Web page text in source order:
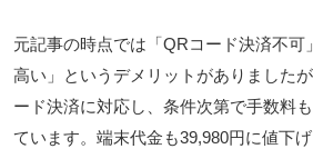
元記事の時点では「QRコード決済不可
高い」というデメリットがありました
ード決済に対応し、条件次第で手数料
ています。端末代金も39,980円に値下